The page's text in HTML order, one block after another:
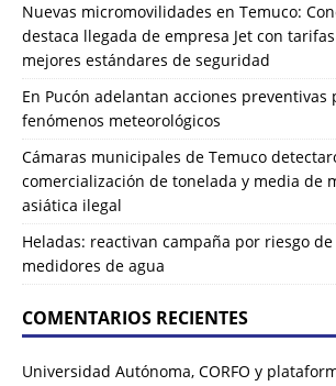
Nuevas micromovilidades en Temuco:
destaca llegada de empresa Jet con
mejores estándares de seguridad
En Pucón adelantan acciones preventivas
fenómenos meteorológicos
Cámaras municipales de Temuco
comercialización de tonelada y media de
asiática ilegal
Heladas: reactivan campaña por riesgo
medidores de agua
COMENTARIOS RECIENTES
Universidad Autónoma, CORFO y